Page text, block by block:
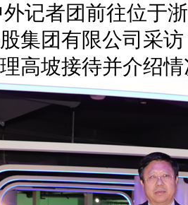
记者团前往位于
集团有限公司采
高坡接待并介绍